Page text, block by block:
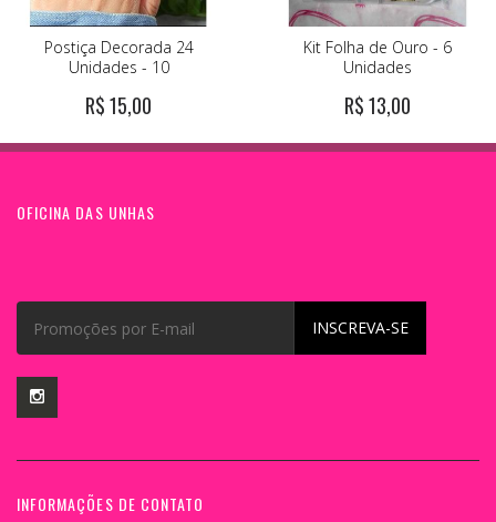
Postiça Decorada 24
Unidades - 10
R$ 15,00
Kit Folha de Ouro - 6
Unidades
R$ 13,00
OFICINA DAS UNHAS
INSCREVA-SE
INFORMAÇÕES DE CONTATO